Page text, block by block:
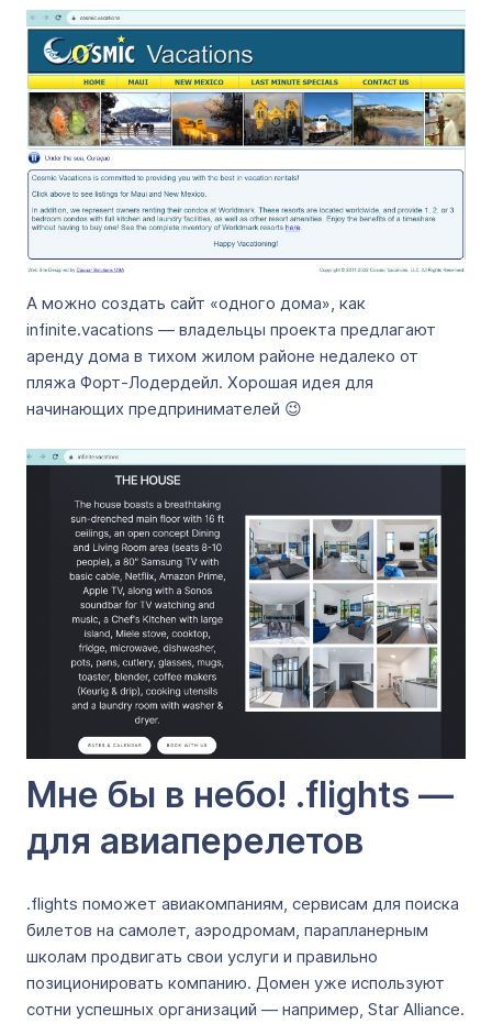
А можно создать сайт «одного дома», как
infinite.vacations — владельцы проекта предлагают
аренду дома в тихом жилом районе недалеко от
пляжа Форт-Лодердейл. Хорошая идея для
начинающих предпринимателей 😉
Мне бы в небо! .flights —
для авиаперелетов
.flights поможет авиакомпаниям, сервисам для поиска
билетов на самолет, аэродромам, парапланерным
школам продвигать свои услуги и правильно
позиционировать компанию. Домен уже используют
сотни успешных организаций — например, Star Alliance.